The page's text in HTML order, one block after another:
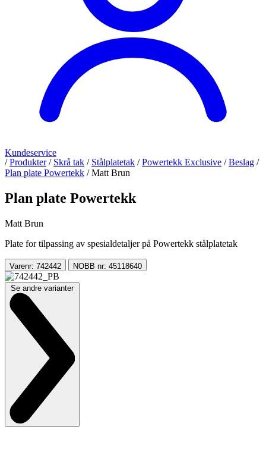
Kundeservice
/ Produkter / Skrå tak / Stålplatetak / Powertekk Exclusive / Beslag /
Plan plate Powertekk / Matt Brun
Plan plate Powertekk
Matt Brun
Plate for tilpassing av spesialdetaljer på Powertekk stålplatetak
Varenr: 742442 NOBB nr: 45118640
Se andre varianter